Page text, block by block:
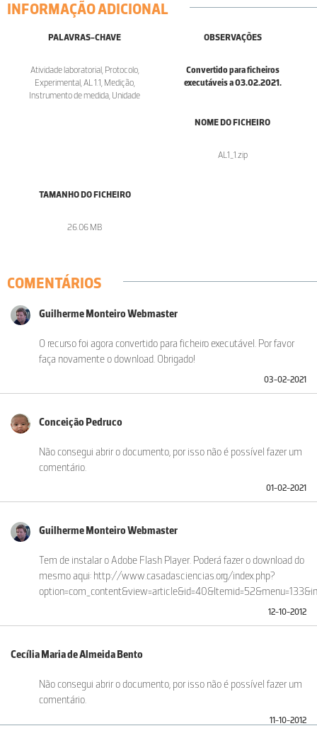
INFORMAÇÃO ADICIONAL
PALAVRAS-CHAVE
Atividade laboratorial, Protocolo,
Experimental, AL 1.1, Medição,
Instrumento de medida, Unidade
OBSERVAÇÕES
Convertido para ficheiros
executáveis a 03.02.2021.
NOME DO FICHEIRO
AL1_1.zip
TAMANHO DO FICHEIRO
26.06 MB
COMENTÁRIOS
Guilherme Monteiro Webmaster
O recurso foi agora convertido para ficheiro executável. Por favor
faça novamente o download. Obrigado!
03-02-2021
Conceição Pedruco
Não consegui abrir o documento, por isso não é possível fazer um
comentário.
01-02-2021
Guilherme Monteiro Webmaster
Tem de instalar o Adobe Flash Player. Poderá fazer o download do
mesmo aqui: http://www.casadasciencias.org/index.php?
12-10-2012
Cecília Maria de Almeida Bento
Não consegui abrir o documento, por isso não é possível fazer um
comentário.
11-10-2012